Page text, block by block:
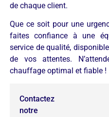
de chaque client.
Que ce soit pour une
faites confiance à une
service de qualité,
de vos attentes.
chauffage optimal et fiable !
Contactez
notre